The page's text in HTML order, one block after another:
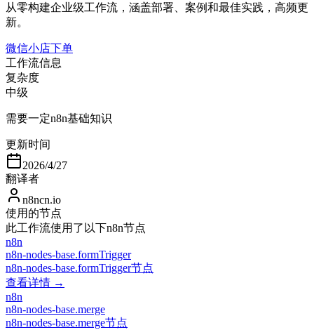
从零构建企业级工作流，涵盖部署、案例和最佳实践，高频更
新。
微信小店下单
工作流信息
复杂度
中级
需要一定n8n基础知识
更新时间
2026/4/27
翻译者
n8ncn.io
使用的节点
此工作流使用了以下n8n节点
n8n
n8n-nodes-base.formTrigger
n8n-nodes-base.formTrigger节点
查看详情 →
n8n
n8n-nodes-base.merge
n8n-nodes-base.merge节点